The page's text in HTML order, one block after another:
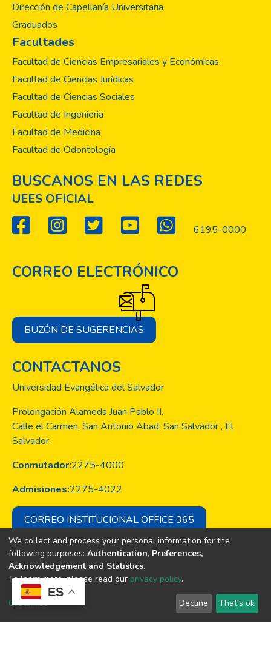
ES
Dirección de Capellanía Universitaria
Graduados
Facultades
Facultad de Ciencias Empresariales y Económicas
Facultad de Ciencias Jurídicas
Facultad de Ciencias Sociales
Facultad de Ingenieria
Facultad de Medicina
Facultad de Odontología
BUSCANOS EN LAS REDES
UEES OFICIAL
6195-0000
CORREO ELECTRÓNICO
BUZÓN DE SUGERENCIAS
CONTACTANOS
Universidad Evangélica del Salvador
Prolongación Alameda Juan Pablo II,
Calle el Carmen, San Antonio Abad, San Salvador , El
Salvador.
Conmutador:2275-4000
Admisiones:2275-4022
CORREO INSTITUCIONAL OFFICE 365
Copyright © Todos los derechos son
de la Universidad Evangélica de El
We collect and process your personal information for the
following purposes: Authentication, Preferences,
Acknowledgement and Statistics.
To learn more, please read our privacy policy.
Customize Decline That's ok